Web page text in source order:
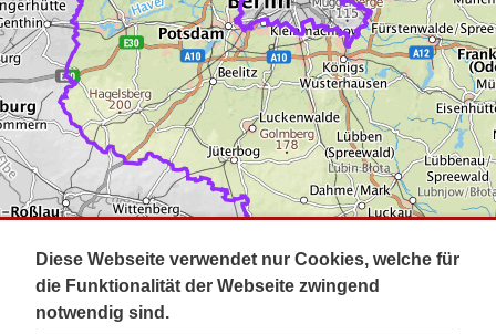
Impressum
Kontakt
Diese Webseite verwendet nur Cookies, welche für
die Funktionalität der Webseite zwingend
notwendig sind.